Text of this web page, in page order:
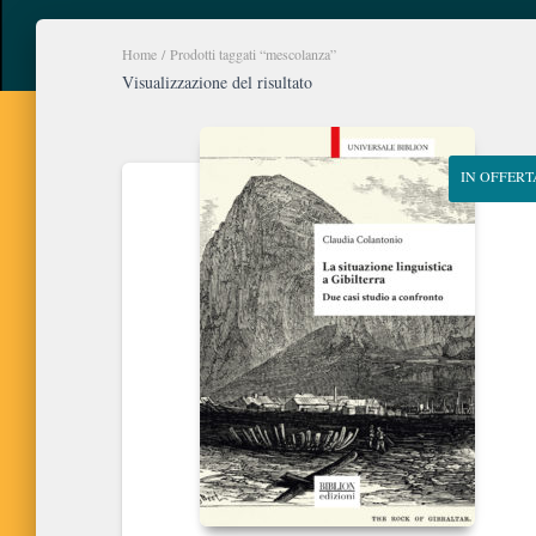
Home / Prodotti taggati “mescolanza”
Visualizzazione del risultato
IN